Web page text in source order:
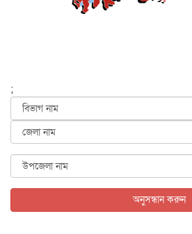
জাতীয়
হরমুজ নিয়ে ইরান-মার্কিন
পৃথিবীর দিকে আসছে বিধ্বংসী
আন্তর্জাতিক
কেনিয়ায় ১৫ হাতির রহস্যজনক
আন্তর্জাতিক
;
অনুসন্ধান করুন